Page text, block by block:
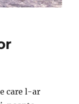
care l-ar